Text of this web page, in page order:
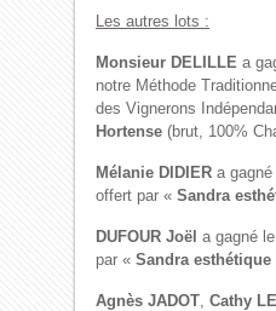
Les autres lots :
Monsieur DELILLE a
notre Méthode
des Vignerons
Hortense (brut, 100%
Mélanie DIDIER a
offert par « Sandra
DUFOUR Joël a gagné
par « Sandra esthétique
Agnès JADOT Cathy